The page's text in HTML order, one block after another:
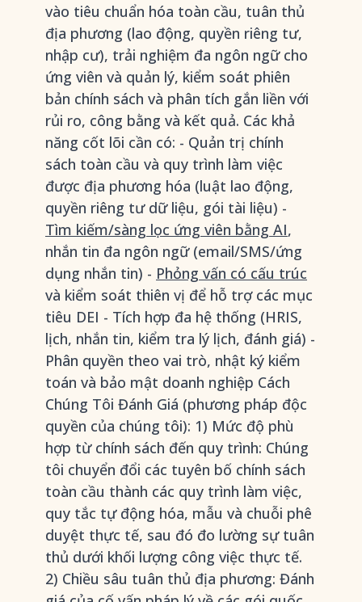
vào tiêu chuẩn hóa toàn cầu, tuân thủ
địa phương (lao động, quyền riêng tư,
nhập cư), trải nghiệm đa ngôn ngữ cho
ứng viên và quản lý, kiểm soát phiên
bản chính sách và phân tích gắn liền với
rủi ro, công bằng và kết quả. Các khả
năng cốt lõi cần có: - Quản trị chính
sách toàn cầu và quy trình làm việc
được địa phương hóa (luật lao động,
quyền riêng tư dữ liệu, gói tài liệu) -
Tìm kiếm/sàng lọc ứng viên bằng AI,
nhắn tin đa ngôn ngữ (email/SMS/ứng
dụng nhắn tin) - Phỏng vấn có cấu trúc
và kiểm soát thiên vị để hỗ trợ các mục
tiêu DEI - Tích hợp đa hệ thống (HRIS,
lịch, nhắn tin, kiểm tra lý lịch, đánh giá) -
Phân quyền theo vai trò, nhật ký kiểm
toán và bảo mật doanh nghiệp Cách
Chúng Tôi Đánh Giá (phương pháp độc
quyền của chúng tôi): 1) Mức độ phù
hợp từ chính sách đến quy trình: Chúng
tôi chuyển đổi các tuyên bố chính sách
toàn cầu thành các quy trình làm việc,
quy tắc tự động hóa, mẫu và chuỗi phê
duyệt thực tế, sau đó đo lường sự tuân
thủ dưới khối lượng công việc thực tế.
2) Chiều sâu tuân thủ địa phương: Đánh